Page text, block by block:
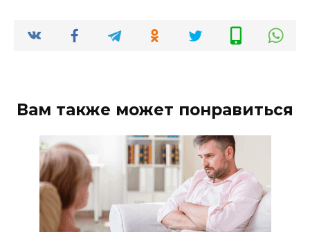
Вам также может понравиться